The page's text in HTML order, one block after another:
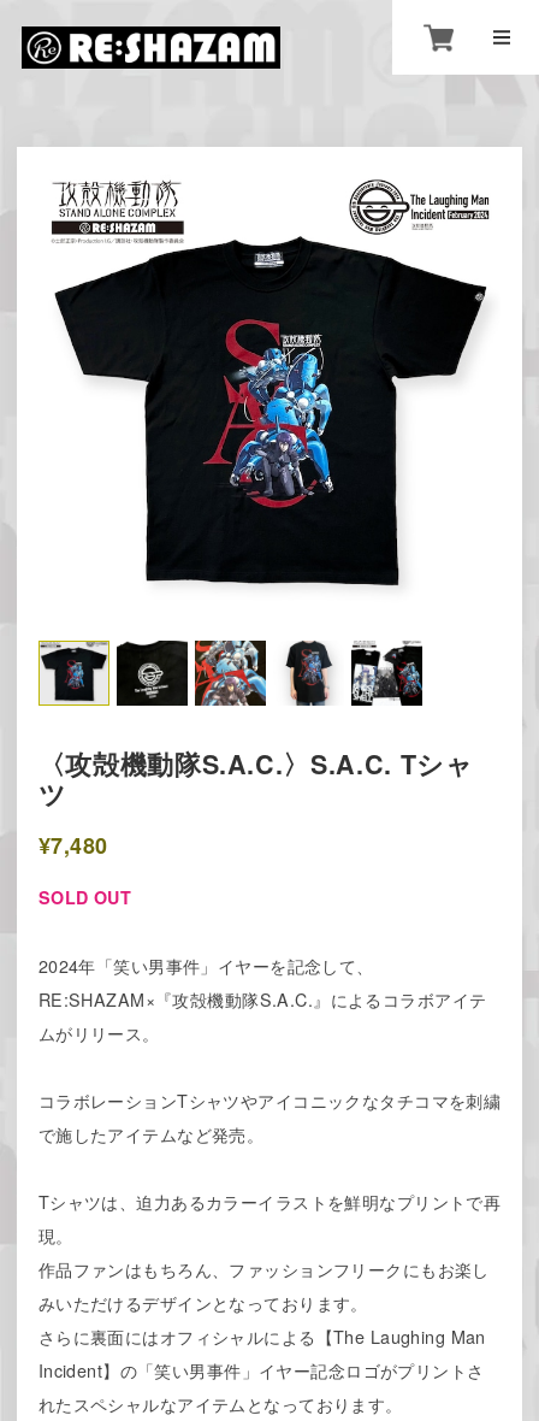
〈攻殻機動隊S.A.C.〉S.A.C. Tシャ
ツ
¥7,480
SOLD OUT
2024年「笑い男事件」イヤーを記念して、
RE:SHAZAM×『攻殻機動隊S.A.C.』によるコラボアイテ
ムがリリース。
コラボレーションTシャツやアイコニックなタチコマを刺繍
で施したアイテムなど発売。
Tシャツは、迫力あるカラーイラストを鮮明なプリントで再
現。
作品ファンはもちろん、ファッションフリークにもお楽し
みいただけるデザインとなっております。
さらに裏面にはオフィシャルによる【The Laughing Man
Incident】の「笑い男事件」イヤー記念ロゴがプリントさ
れたスペシャルなアイテムとなっております。